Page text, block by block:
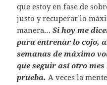
que estoy en fase de
justo y recuperar lo
manera…Si hoy me
para entrenar lo cojo,
semanas de máximo
que seguir así otro
prueba. A veces la